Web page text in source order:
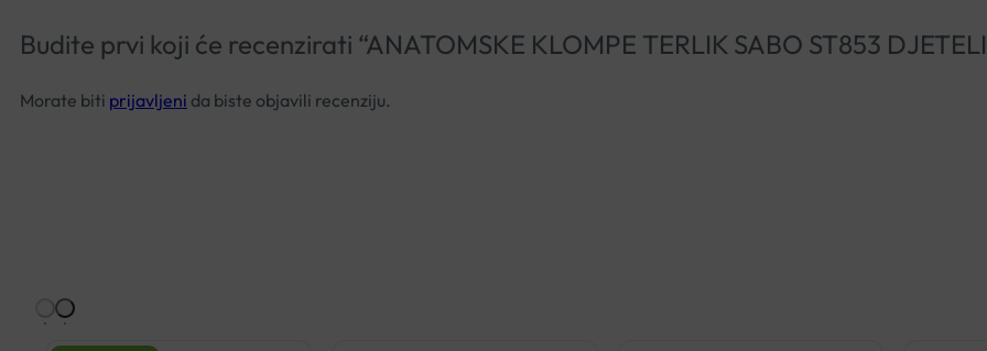
Budite prvi koji će recenzirati “ANATOMSKE KLOMPE TERLIK SABO ST853
Morate biti prijavljeni da biste objavili recenziju.